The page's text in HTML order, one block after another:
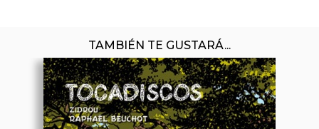
TAMBIÉN TE GUSTARÁ...